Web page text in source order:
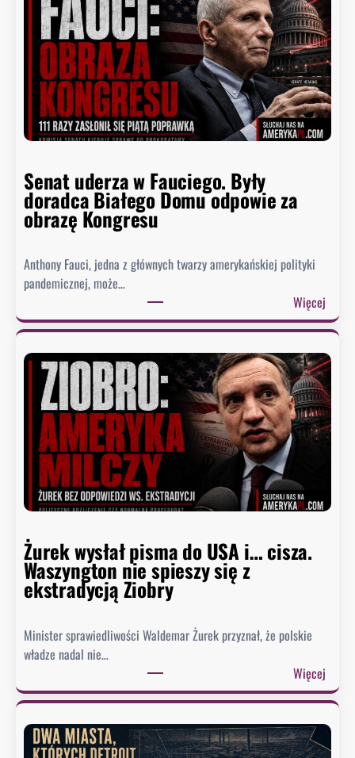
Senat uderza w Fauciego. Były
doradca Białego Domu odpowie za
obrazę Kongresu
Anthony Fauci, jedna z głównych twarzy amerykańskiej polityki
pandemicznej, może…
Więcej:
S
n
a
t
u
d
a
o
.
B
Żurek wysłał pisma do USA i… cisza.
Waszyngton nie spieszy się z
ekstradycją Ziobry
Minister sprawiedliwości Waldemar Żurek przyznał, że polskie
władze nadal nie…
Więcej:
Ż
r
e